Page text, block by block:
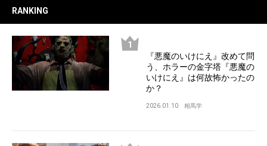
RANKING
『悪魔のいけにえ』改めて問
う、ホラーの金字塔『悪魔の
いけにえ』は何故怖かったの
か？
2026.01.10 相馬学